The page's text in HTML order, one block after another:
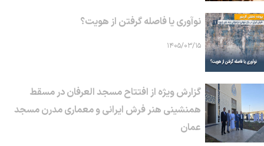
نوآوری یا فاصله گرفتن از هویت؟
۱۴۰۵/۰۳/۱۵
گزارش ویژه از افتتاح مسجد العرفان در مسقط
همنشینی هنر فرش ایرانی و معماری مدرن مسجد
عمان